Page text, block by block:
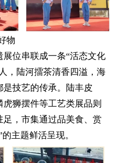
物
位串联成一条“活态文化
，陆河擂茶清香四溢，海
技艺的传承。陆丰皮
狮摆件等工艺类展品则
足，市集通过品美食、赏
主题鲜活呈现。